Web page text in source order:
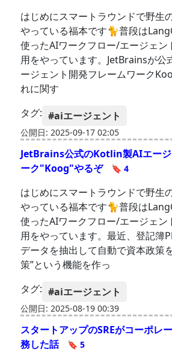
はじめにスマートラウンドで野生
やっている福本です🐈普段は
使ったAIワークフロー/エージェン
用をやっています。JetBrainsが公
ージェント開発フレームワーク
れに関す
タグ: #aiエージェント
公開日: 2025-09-17 02:05
JetBrains公式のKotlin製AIエージ
ーク"Koog"やるぞ
🔖 4
はじめにスマートラウンドで野生
やっている福本です🐈普段は
使ったAIワークフロー/エージェン
用をやっています。最近、登記簿
データを抽出して自動で資本政策
策”という機能を作っ
タグ: #aiエージェント
公開日: 2025-08-19 00:39
スタートアップのSREがコーポレ
務した話
🔖 5